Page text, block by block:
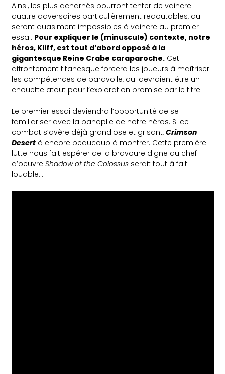
Ainsi, les plus acharnés pourront tenter de vaincre
quatre adversaires particulièrement redoutables, qui
seront quasiment impossibles à vaincre au premier
essai. Pour expliquer le (minuscule) contexte, notre
héros, Kliff, est tout d’abord opposé à la
gigantesque Reine Crabe caraparoche. Cet
affrontement titanesque forcera les joueurs à maîtriser
les compétences de paravoile, qui devraient être un
chouette atout pour l’exploration promise par le titre.
Le premier essai deviendra l’opportunité de se
familiariser avec la panoplie de notre héros. Si ce
combat s’avère déjà grandiose et grisant,Crimson
Desert à encore beaucoup à montrer. Cette première
lutte nous fait espérer de la bravoure digne du chef
d’oeuvreShadow of the Colossus serait tout à fait
louable…